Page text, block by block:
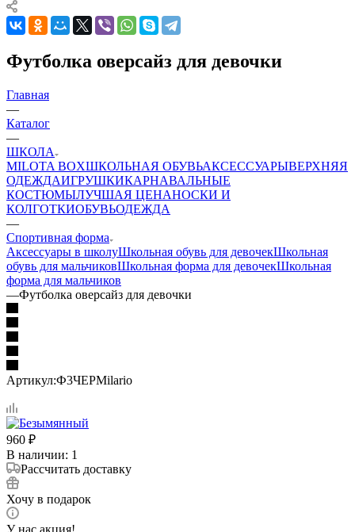
Футболка оверсайз для девочки
Главная
—
Каталог
—
ШКОЛА
MILOTA BOXШКОЛЬНАЯ ОБУВЬАКСЕССУАРЫВЕРХНЯЯ
ОДЕЖДАИГРУШКИКАРНАВАЛЬНЫЕ
КОСТЮМЫЛУЧШАЯ ЦЕНАНОСКИ И
КОЛГОТКИОБУВЬОДЕЖДА
—
Спортивная форма
Аксессуары в школуШкольная обувь для девочекШкольная
обувь для мальчиковШкольная форма для девочекШкольная
форма для мальчиков
—Футболка оверсайз для девочки
Артикул:Ф3ЧЕРMilario
960 ₽
В наличии: 1
Рассчитать доставку
Хочу в подарок
У нас акция!